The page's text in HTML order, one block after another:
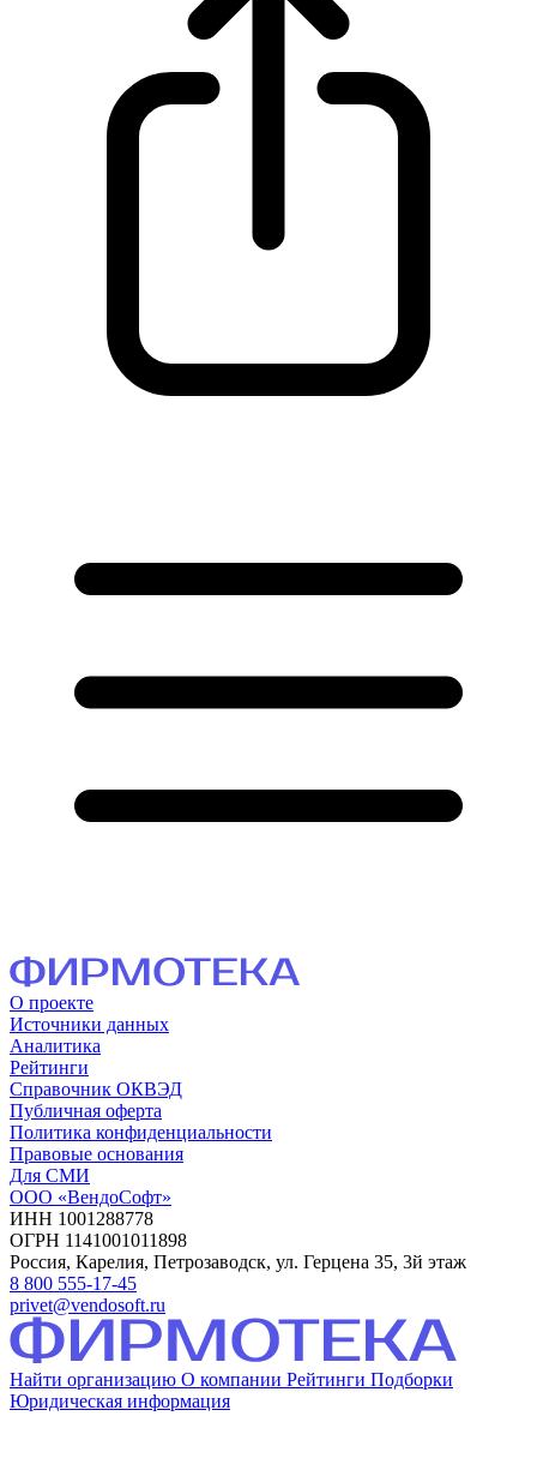
О проекте
Источники данных
Аналитика
Рейтинги
Справочник ОКВЭД
Публичная оферта
Политика конфиденциальности
Правовые основания
Для СМИ
ООО «ВендоСофт»
ИНН 1001288778
ОГРН 1141001011898
Россия, Карелия, Петрозаводск, ул. Герцена 35, 3й этаж
8 800 555-17-45
privet@vendosoft.ru
Найти организацию О компании Рейтинги Подборки
Юридическая информация